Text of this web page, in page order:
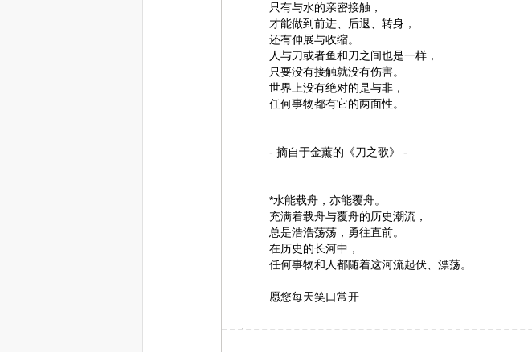
只有与水的亲密接触，
才能做到前进、后退、转身，
还有伸展与收缩。
人与刀或者鱼和刀之间也是一样，
只要没有接触就没有伤害。
世界上没有绝对的是与非，
任何事物都有它的两面性。
- 摘自于金薰的《刀之歌》 -
*水能载舟，亦能覆舟。
充满着载舟与覆舟的历史潮流，
总是浩浩荡荡，勇往直前。
在历史的长河中，
任何事物和人都随着这河流起伏、漂荡。
愿您每天笑口常开